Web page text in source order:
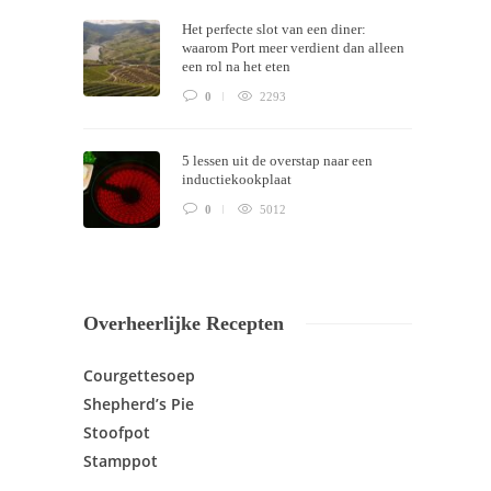
Het perfecte slot van een diner:
waarom Port meer verdient dan alleen
een rol na het eten
0 2293
5 lessen uit de overstap naar een
inductiekookplaat
0 5012
Overheerlijke Recepten
Courgettesoep
Shepherd’s Pie
Stoofpot
Stamppot